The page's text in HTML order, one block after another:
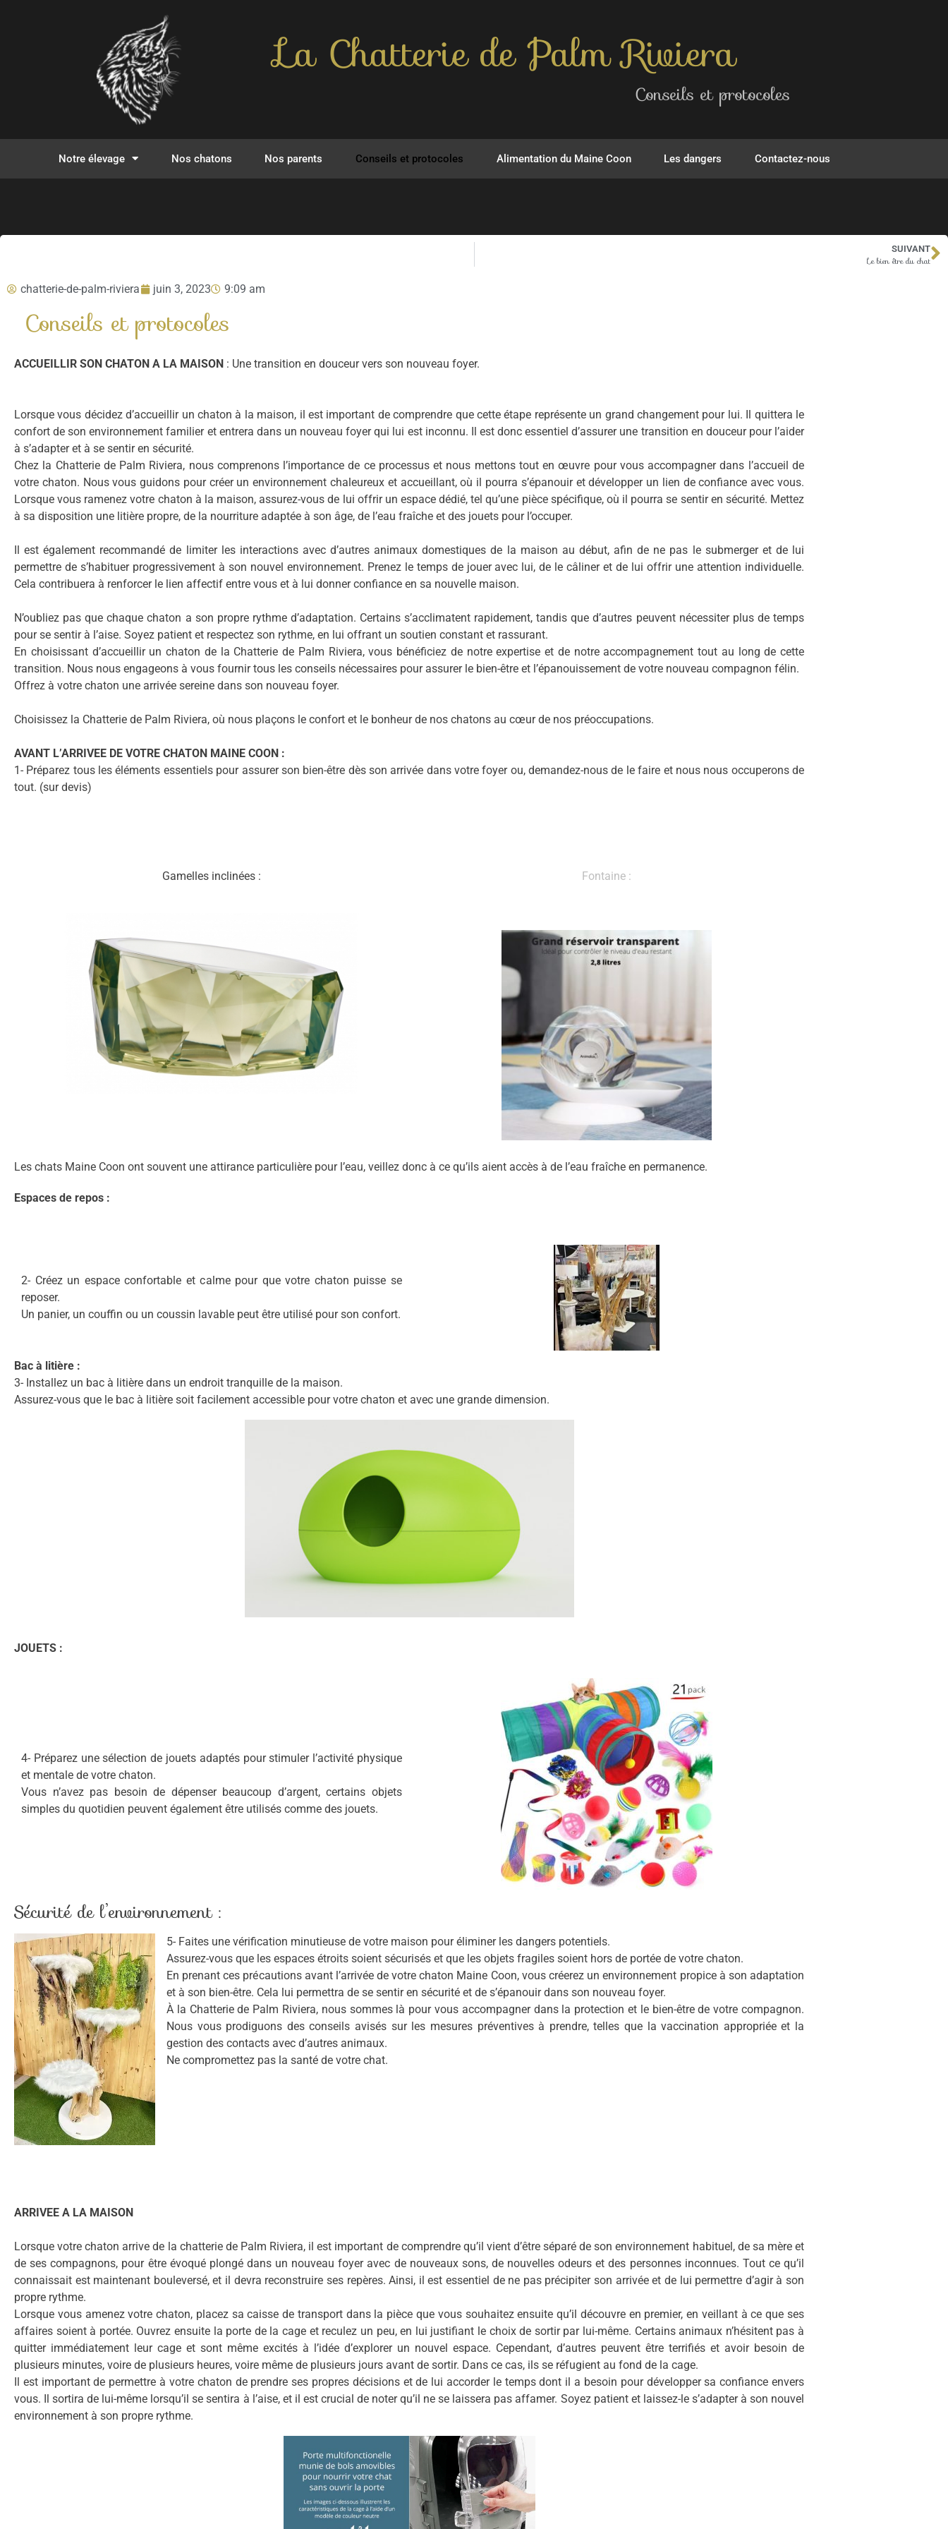
La Chatterie de Palm Riviera
Conseils et protocoles
Notre élevage Nos chatons Nos parents Conseils et protocoles Alimentation du Maine Coon Les dangers Contactez-nous
SUIVANT
Le bien être du chat
chatterie-de-palm-riviera juin 3, 2023 9:09 am
Conseils et protocoles
ACCUEILLIR SON CHATON A LA MAISON : Une transition en douceur vers son nouveau foyer.
Lorsque vous décidez d’accueillir un chaton à la maison, il est important de comprendre que cette étape représente un grand changement pour lui. Il quittera le
confort de son environnement familier et entrera dans un nouveau foyer qui lui est inconnu. Il est donc essentiel d’assurer une transition en douceur pour l’aider
à s’adapter et à se sentir en sécurité.
Chez la Chatterie de Palm Riviera, nous comprenons l’importance de ce processus et nous mettons tout en œuvre pour vous accompagner dans l’accueil de
votre chaton. Nous vous guidons pour créer un environnement chaleureux et accueillant, où il pourra s’épanouir et développer un lien de confiance avec vous.
Lorsque vous ramenez votre chaton à la maison, assurez-vous de lui offrir un espace dédié, tel qu’une pièce spécifique, où il pourra se sentir en sécurité. Mettez
à sa disposition une litière propre, de la nourriture adaptée à son âge, de l’eau fraîche et des jouets pour l’occuper.
Il est également recommandé de limiter les interactions avec d’autres animaux domestiques de la maison au début, afin de ne pas le submerger et de lui
permettre de s’habituer progressivement à son nouvel environnement. Prenez le temps de jouer avec lui, de le câliner et de lui offrir une attention individuelle.
Cela contribuera à renforcer le lien affectif entre vous et à lui donner confiance en sa nouvelle maison.
N’oubliez pas que chaque chaton a son propre rythme d’adaptation. Certains s’acclimatent rapidement, tandis que d’autres peuvent nécessiter plus de temps
pour se sentir à l’aise. Soyez patient et respectez son rythme, en lui offrant un soutien constant et rassurant.
En choisissant d’accueillir un chaton de la Chatterie de Palm Riviera, vous bénéficiez de notre expertise et de notre accompagnement tout au long de cette
transition. Nous nous engageons à vous fournir tous les conseils nécessaires pour assurer le bien-être et l’épanouissement de votre nouveau compagnon félin.
Offrez à votre chaton une arrivée sereine dans son nouveau foyer.
Choisissez la Chatterie de Palm Riviera, où nous plaçons le confort et le bonheur de nos chatons au cœur de nos préoccupations.
AVANT L’ARRIVEE DE VOTRE CHATON MAINE COON :
1- Préparez tous les éléments essentiels pour assurer son bien-être dès son arrivée dans votre foyer ou, demandez-nous de le faire et nous nous occuperons de
tout. (sur devis)
Gamelles inclinées : Fontaine :
Les chats Maine Coon ont souvent une attirance particulière pour l’eau, veillez donc à ce qu’ils aient accès à de l’eau fraîche en permanence.
Espaces de repos :
2- Créez un espace confortable et calme pour que votre chaton puisse se
reposer.
Un panier, un couffin ou un coussin lavable peut être utilisé pour son confort.
Bac à litière :
3- Installez un bac à litière dans un endroit tranquille de la maison.
Assurez-vous que le bac à litière soit facilement accessible pour votre chaton et avec une grande dimension.
JOUETS :
4- Préparez une sélection de jouets adaptés pour stimuler l’activité physique
et mentale de votre chaton.
Vous n’avez pas besoin de dépenser beaucoup d’argent, certains objets
simples du quotidien peuvent également être utilisés comme des jouets.
Sécurité de l’environnement :
5- Faites une vérification minutieuse de votre maison pour éliminer les dangers potentiels.
Assurez-vous que les espaces étroits soient sécurisés et que les objets fragiles soient hors de portée de votre chaton.
En prenant ces précautions avant l’arrivée de votre chaton Maine Coon, vous créerez un environnement propice à son adaptation
et à son bien-être. Cela lui permettra de se sentir en sécurité et de s’épanouir dans son nouveau foyer.
À la Chatterie de Palm Riviera, nous sommes là pour vous accompagner dans la protection et le bien-être de votre compagnon.
Nous vous prodiguons des conseils avisés sur les mesures préventives à prendre, telles que la vaccination appropriée et la
gestion des contacts avec d’autres animaux.
Ne compromettez pas la santé de votre chat.
ARRIVEE A LA MAISON
Lorsque votre chaton arrive de la chatterie de Palm Riviera, il est important de comprendre qu’il vient d’être séparé de son environnement habituel, de sa mère et
de ses compagnons, pour être évoqué plongé dans un nouveau foyer avec de nouveaux sons, de nouvelles odeurs et des personnes inconnues. Tout ce qu’il
connaissait est maintenant bouleversé, et il devra reconstruire ses repères. Ainsi, il est essentiel de ne pas précipiter son arrivée et de lui permettre d’agir à son
propre rythme.
Lorsque vous amenez votre chaton, placez sa caisse de transport dans la pièce que vous souhaitez ensuite qu’il découvre en premier, en veillant à ce que ses
affaires soient à portée. Ouvrez ensuite la porte de la cage et reculez un peu, en lui justifiant le choix de sortir par lui-même. Certains animaux n’hésitent pas à
quitter immédiatement leur cage et sont même excités à l’idée d’explorer un nouvel espace. Cependant, d’autres peuvent être terrifiés et avoir besoin de
plusieurs minutes, voire de plusieurs heures, voire même de plusieurs jours avant de sortir. Dans ce cas, ils se réfugient au fond de la cage.
Il est important de permettre à votre chaton de prendre ses propres décisions et de lui accorder le temps dont il a besoin pour développer sa confiance envers
vous. Il sortira de lui-même lorsqu’il se sentira à l’aise, et il est crucial de noter qu’il ne se laissera pas affamer. Soyez patient et laissez-le s’adapter à son nouvel
environnement à son propre rythme.